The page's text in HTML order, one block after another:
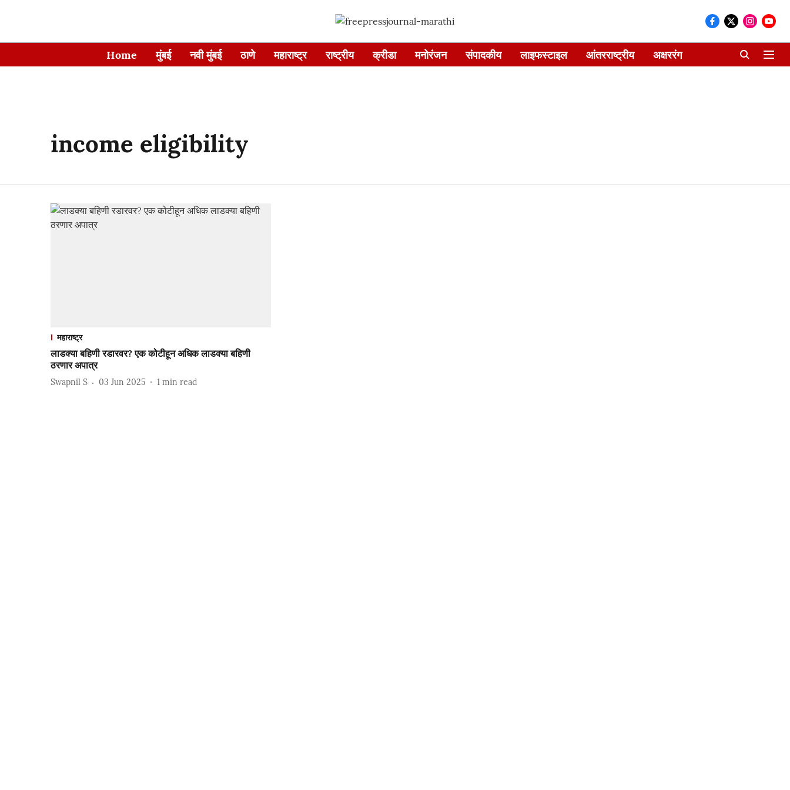
Home मुंबई नवी मुंबई ठाणे महाराष्ट्र राष्ट्रीय क्रीडा मनोरंजन संपादकीय लाइफस्टाइल आंतरराष्ट्रीय अक्षररंग
income eligibility
महाराष्ट्र
लाडक्या बहिणी रडारवर? एक कोटीहून अधिक लाडक्या बहिणी
ठरणार अपात्र
Swapnil S 03 Jun 2025 1 min read